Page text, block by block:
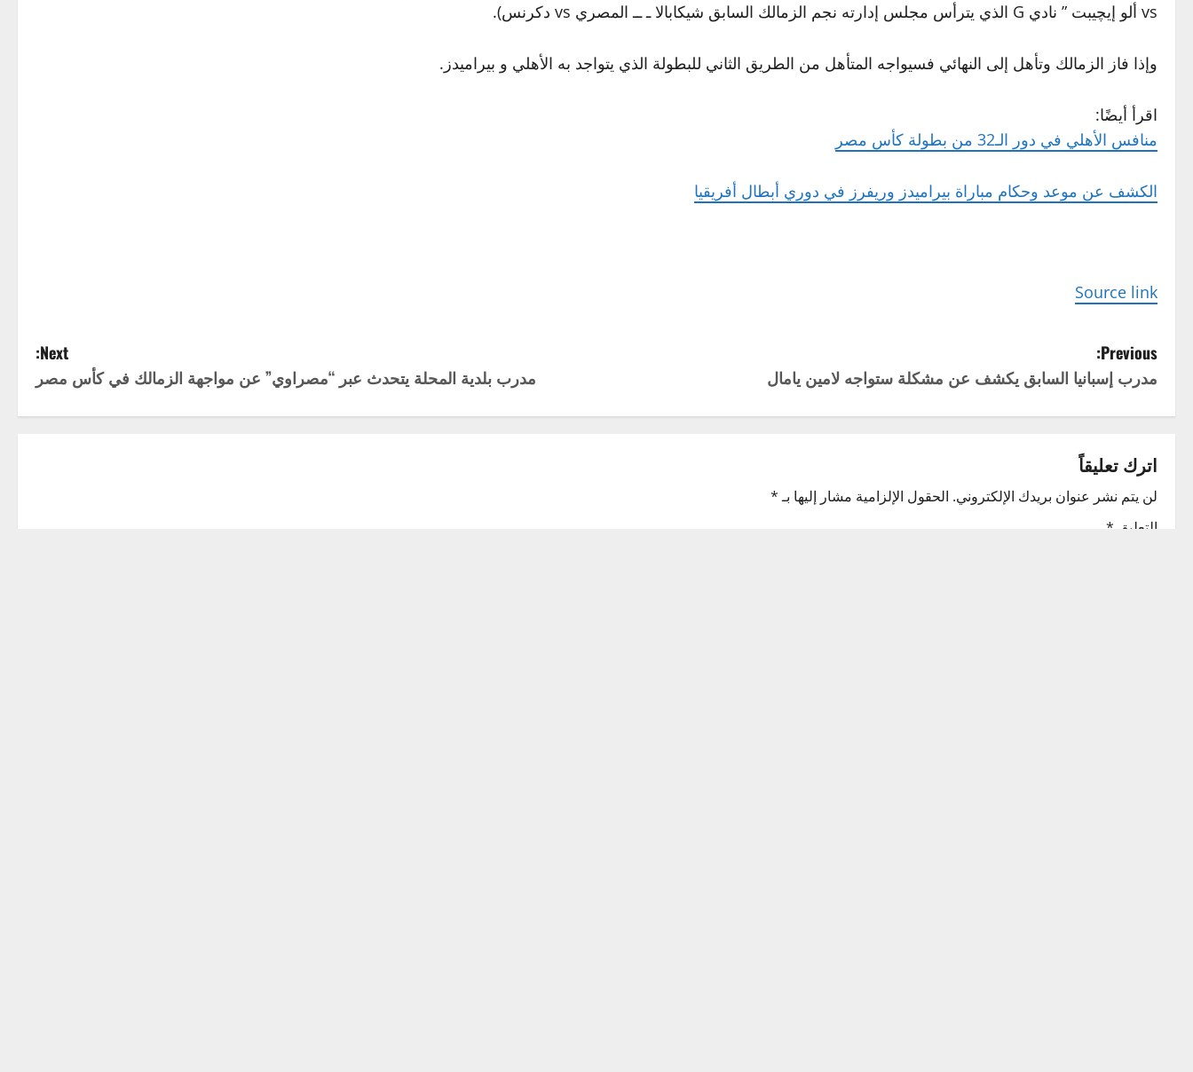
vs ألو إيچيبت ” نادي G الذي يترأس مجلس إدارته نجم الزمالك السابق شيكابالا ـ ــ المصري vs دكرنس).
وإذا فاز الزمالك وتأهل إلى النهائي فسيواجه المتأهل من الطريق الثاني للبطولة الذي يتواجد به الأهلي و بيراميدز.
اقرأ أيضًا:
منافس الأهلي في دور الـ32 من بطولة كأس مصر
الكشف عن موعد وحكام مباراة بيراميدز وريفرز في دوري أبطال أفريقيا
Source link
P
o
s
t
n
Previous:
مدرب إسبانيا السابق يكشف عن مشكلة ستواجه لامين يامال
Next:
مدرب بلدية المحلة يتحدث عبر “مصراوي” عن مواجهة الزمالك في كأس مصر
اترك تعليقاً
لن يتم نشر عنوان بريدك الإلكتروني. الحقول الإلزامية مشار إليها بـ*
التعليق *